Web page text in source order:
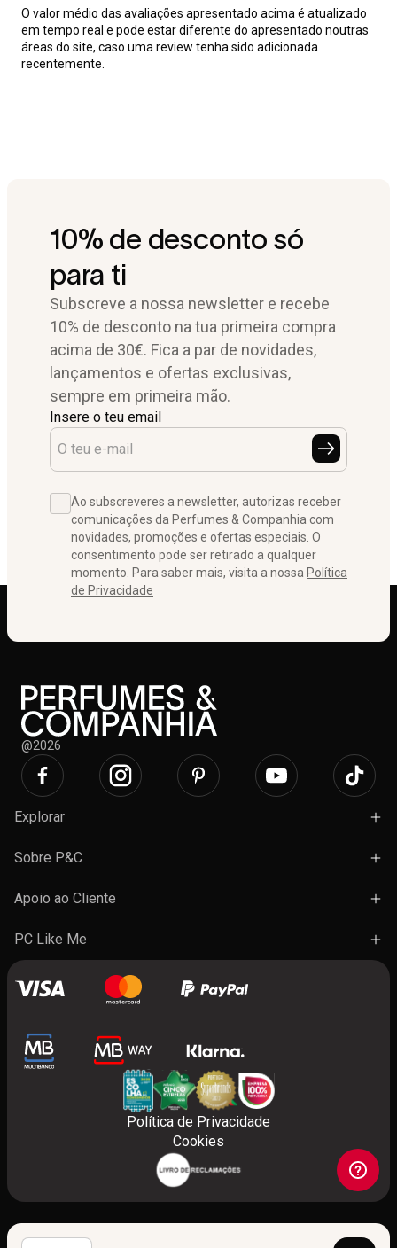
O valor médio das avaliações apresentado acima é atualizado
em tempo real e pode estar diferente do apresentado noutras
áreas do site, caso uma review tenha sido adicionada
recentemente.
10% de desconto só
para ti
Subscreve a nossa newsletter e recebe
10% de desconto na tua primeira compra
acima de 30€. Fica a par de novidades,
lançamentos e ofertas exclusivas,
sempre em primeira mão.
Insere o teu email
Ao subscreveres a newsletter, autorizas receber
comunicações da Perfumes & Companhia com
novidades, promoções e ofertas especiais. O
consentimento pode ser retirado a qualquer
momento. Para saber mais, visita a nossa Política
de Privacidade
@2026
Explorar
Campanhas
Presentes
Sobre P&C
Lojas e Ações
Apoio ao Cliente
Termos e Condições Gerais de Venda
FAQ's
Contactos
PC Like Me
A minha conta
Benefícios do programa
Política de Privacidade
Cookies